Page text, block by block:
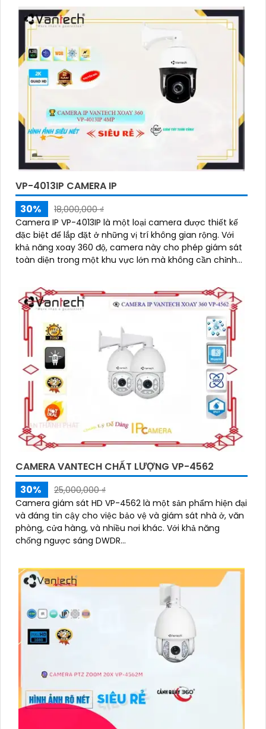
VP-4013IP CAMERA IP
30%
18,000,000 ₫
Camera IP VP-4013IP là một loại camera được thiết kế
đặc biệt để lắp đặt ở những vị trí không gian rộng. Với
khả năng xoay 360 độ, camera này cho phép giám sát
toàn diện trong một khu vực lớn mà không cần chỉnh
CAMERA VANTECH CHẤT LƯỢNG VP-4562
30%
25,000,000 ₫
Camera giám sát HD VP-4562 là một sản phẩm hiện đại
và đáng tin cậy cho việc bảo vệ và giám sát nhà ở, văn
phòng, cửa hàng, và nhiều nơi khác. Với khả năng
chống ngược sáng DWDR...